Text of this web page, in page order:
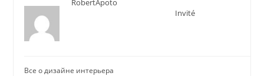
RobertApoto
Invité
Все о дизайне интерьера